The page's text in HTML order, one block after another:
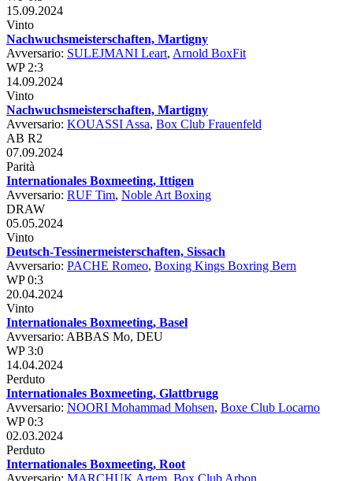
15.09.2024
Vinto
Nachwuchsmeisterschaften, Martigny
Avversario: SULEJMANI Leart, Arnold BoxFit
WP 2:3
14.09.2024
Vinto
Nachwuchsmeisterschaften, Martigny
Avversario: KOUASSI Assa, Box Club Frauenfeld
AB R2
07.09.2024
Parità
Internationales Boxmeeting, Ittigen
Avversario: RUF Tim, Noble Art Boxing
DRAW
05.05.2024
Vinto
Deutsch-Tessinermeisterschaften, Sissach
Avversario: PACHE Romeo, Boxing Kings Boxring Bern
WP 0:3
20.04.2024
Vinto
Internationales Boxmeeting, Basel
Avversario: ABBAS Mo, DEU
WP 3:0
14.04.2024
Perduto
Internationales Boxmeeting, Glattbrugg
Avversario: NOORI Mohammad Mohsen, Boxe Club Locarno
WP 0:3
02.03.2024
Perduto
Internationales Boxmeeting, Root